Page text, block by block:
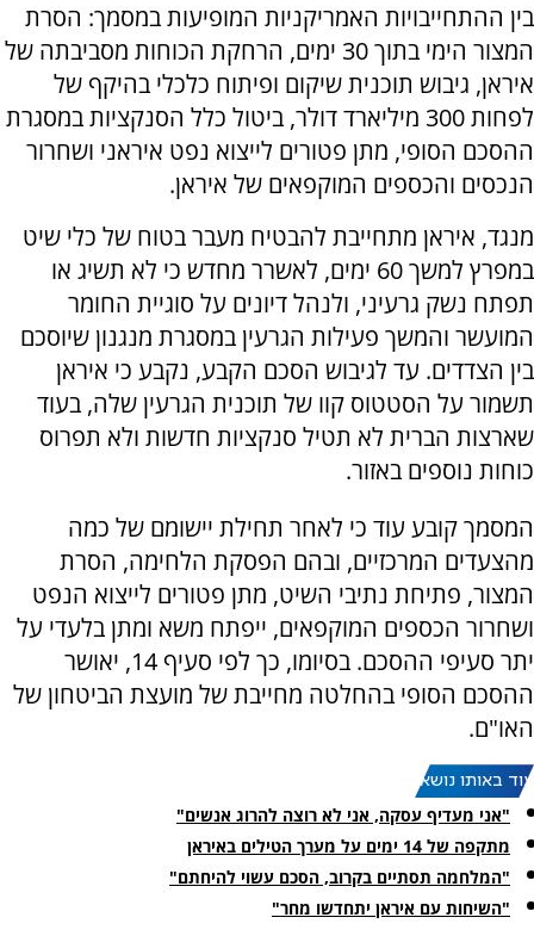
בין ההתחייבויות האמריקניות המופיעות במסמך: הסרת
המצור הימי בתוך 30 ימים, הרחקת הכוחות מסביבתה של
איראן, גיבוש תוכנית שיקום ופיתוח כלכלי בהיקף של
לפחות 300 מיליארד דולר, ביטול כלל הסנקציות במסגרת
ההסכם הסופי, מתן פטורים לייצוא נפט איראני ושחרור
הנכסים והכספים המוקפאים של איראן.
מנגד, איראן מתחייבת להבטיח מעבר בטוח של כלי שיט
במפרץ למשך 60 ימים, לאשרר מחדש כי לא תשיג או
תפתח נשק גרעיני, ולנהל דיונים על סוגיית החומר
המועשר והמשך פעילות הגרעין במסגרת מנגנון שיוסכם
בין הצדדים. עד לגיבוש הסכם הקבע, נקבע כי איראן
תשמור על הסטטוס קוו של תוכנית הגרעין שלה, בעוד
שארצות הברית לא תטיל סנקציות חדשות ולא תפרוס
כוחות נוספים באזור.
המסמך קובע עוד כי לאחר תחילת יישומם של כמה
מהצעדים המרכזיים, ובהם הפסקת הלחימה, הסרת
המצור, פתיחת נתיבי השיט, מתן פטורים לייצוא הנפט
ושחרור הכספים המוקפאים, ייפתח משא ומתן בלעדי על
יתר סעיפי ההסכם. בסיומו, כך לפי סעיף 14, יאושר
ההסכם הסופי בהחלטה מחייבת של מועצת הביטחון של
האו"ם.
עוד באותו נושא:
"אני מעדיף עסקה, אני לא רוצה להרוג אנשים"
מתקפה של 14 ימים על מערך הטילים באיראן
"המלחמה תסתיים בקרוב, הסכם עשוי להיחתם"
"השיחות עם איראן יתחדשו מחר"